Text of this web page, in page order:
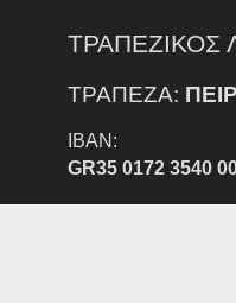
ΤΡΑΠΕΖΙΚΟΣ
ΤΡΑΠΕΖΑ:
IBAN:
GR35 0172 3540